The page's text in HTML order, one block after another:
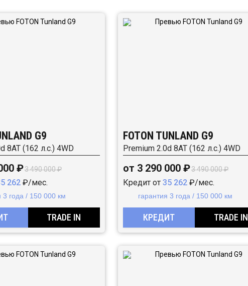
G9
8AT (162 л.с.) 4WD
₽3 490 000 ₽
262₽/мес.
3 года / 150 000 км
TRADE IN
FOTON TUNLAND G9
Premium 2.0d 8AT (162 л.с.) 4WD
от 3 290 000 ₽3 490 000 ₽
Кредит от 35 262 ₽/мес.
гарантия 3 года / 150 000 км
КРЕДИТ TRADE IN